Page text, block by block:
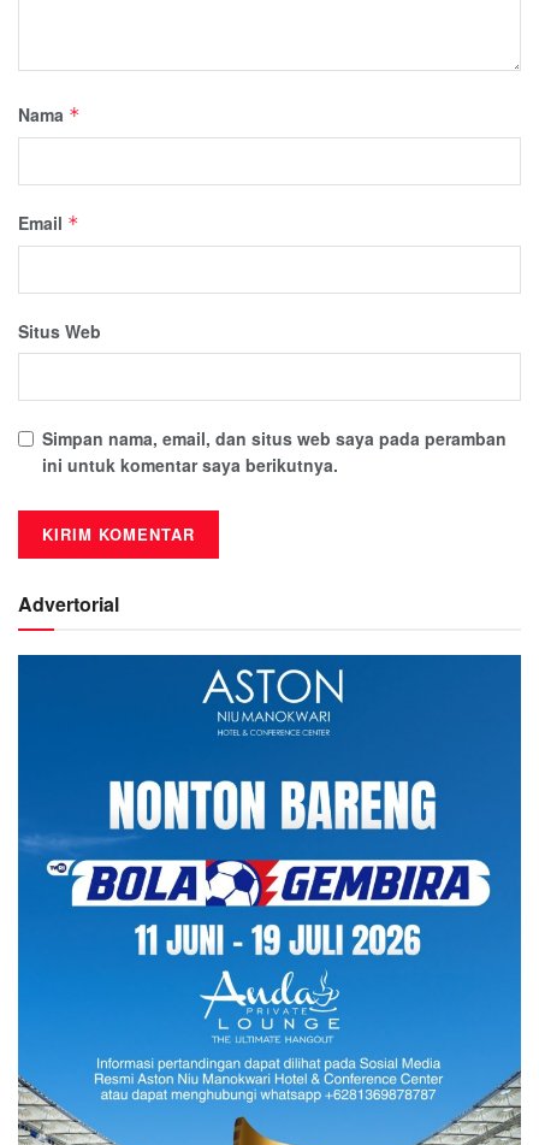
Nama *
Email *
Situs Web
Simpan nama, email, dan situs web saya pada peramban
ini untuk komentar saya berikutnya.
Advertorial